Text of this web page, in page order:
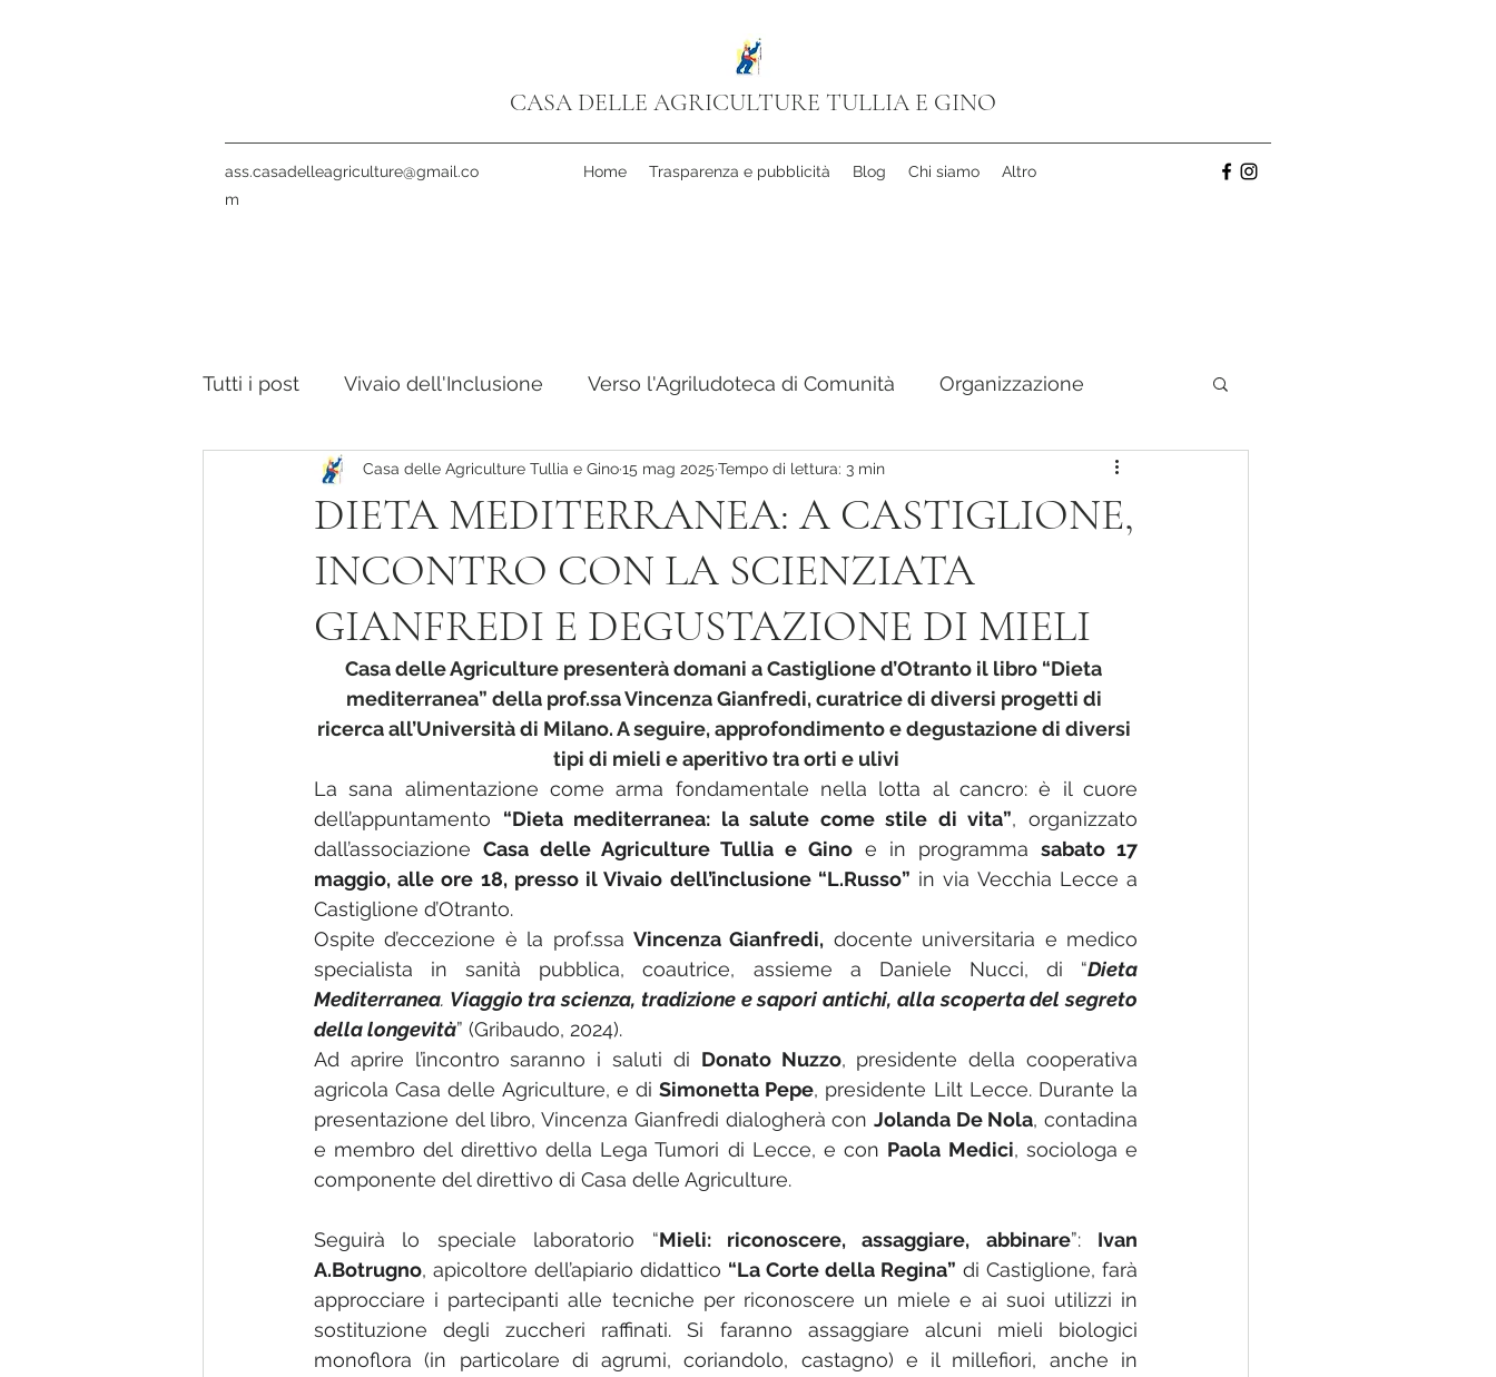
CASA DELLE AGRICULTURE TULLIA E GINO
ass.casadelleagriculture@gmail.co
m
Home Trasparenza e pubblicità Blog Chi siamo Altro
Tutti i post Vivaio dell'Inclusione Verso l'Agriludoteca di Comunità Organizzazione
Notte Verde La nostra Cooperativa Progetto Cinema Libri in Cammino
E' fatto giorno
DIETA MEDITERRANEA: A CASTIGLIONE,
INCONTRO CON LA SCIENZIATA
GIANFREDI E DEGUSTAZIONE DI MIELI
Casa delle Agriculture Tullia e Gino15 mag 2025 Tempo di lettura: 3 min
Casa delle Agriculture presenterà domani a Castiglione d’Otranto il libro “Dieta
mediterranea” della prof.ssa Vincenza Gianfredi, curatrice di diversi progetti di
ricerca all’Università di Milano. A seguire, approfondimento e degustazione di diversi
tipi di mieli e aperitivo tra orti e ulivi
La sana alimentazione come arma fondamentale nella lotta al cancro: è il cuore
dell’appuntamento “Dieta mediterranea: la salute come stile di vita”, organizzato
dall’associazione Casa delle Agriculture Tullia e Gino e in programma sabato 17
maggio, alle ore 18, presso il Vivaio dell’inclusione “L.Russo” in via Vecchia Lecce a
Castiglione d’Otranto.
Ospite d’eccezione è la prof.ssa Vincenza Gianfredi, docente universitaria e medico
specialista in sanità pubblica, coautrice, assieme a Daniele Nucci, di “Dieta
Mediterranea. Viaggio tra scienza, tradizione e sapori antichi, alla scoperta del segreto
della longevità” (Gribaudo, 2024).
Ad aprire l’incontro saranno i saluti di Donato Nuzzo, presidente della cooperativa
agricola Casa delle Agriculture, e di Simonetta Pepe, presidente Lilt Lecce. Durante la
presentazione del libro, Vincenza Gianfredi dialogherà con Jolanda De Nola, contadina
e membro del direttivo della Lega Tumori di Lecce, e con Paola Medici, sociologa e
componente del direttivo di Casa delle Agriculture.
Seguirà lo speciale laboratorio “Mieli: riconoscere, assaggiare, abbinare”: Ivan
A.Botrugno, apicoltore dell’apiario didattico “La Corte della Regina” di Castiglione, farà
approcciare i partecipanti alle tecniche per riconoscere un miele e ai suoi utilizzi in
sostituzione degli zuccheri raffinati. Si faranno assaggiare alcuni mieli biologici
monoflora (in particolare di agrumi, coriandolo, castagno) e il millefiori, anche in